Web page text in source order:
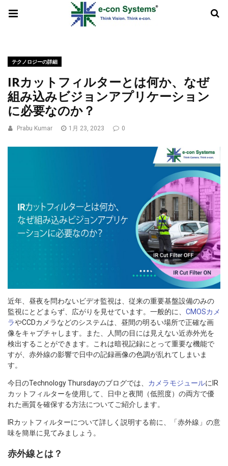
テクノロジーの詳細
IRカットフィルターとは何か、なぜ
組み込みビジョンアプリケーション
に必要なのか？
Prabu Kumar 1月 23, 2023 0
近年、昼夜を問わないビデオ監視は、従来の重要基盤設備のみの
監視にとどまらず、広がりを見せています。一般的に、 CMOSカメ
ラやCCDカメラなどのシステムは、昼間の明るい場所で正確な画
像をキャプチャします。また、人間の目には見えない近赤外光を
検出することができます。これは暗視記録にとって重要な機能で
すが、赤外線の影響で日中の記録画像の色調が乱れてしまいま
す。
今日のTechnology Thursdayのブログでは、 カメラモジュールにIR
カットフィルターを使用して、日中と夜間（低照度）の両方で優
れた画質を確保する方法についてご紹介します。
IRカットフィルターについて詳しく説明する前に、「赤外線」の意
味を簡単に見てみましょう。
赤外線とは？